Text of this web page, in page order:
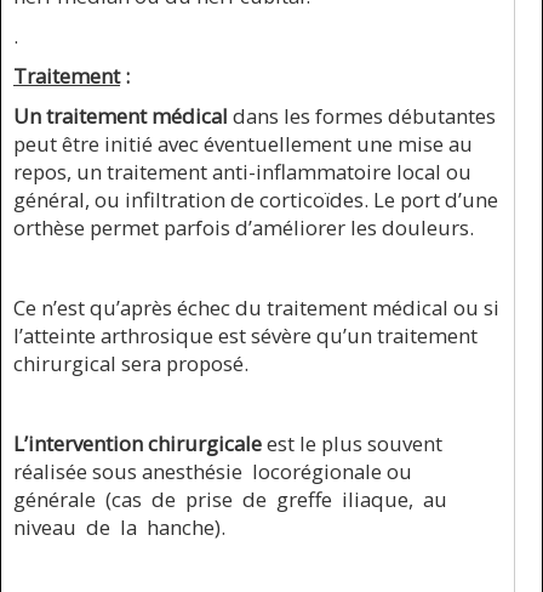
.
Traitement:
Un traitement médical dans les formes débutantes
peut être initié avec éventuellement une mise au
repos, un traitement anti-inflammatoire local ou
général, ou infiltration de corticoïdes. Le port d’une
orthèse permet parfois d’améliorer les douleurs.
Ce n’est qu’après échec du traitement médical ou si
l’atteinte arthrosique est sévère qu’un traitement
chirurgical sera proposé.
L’intervention chirurgicaleest le plus souvent
réalisée sous anesthésie locorégionale ou
générale (cas de prise de greffe iliaque, au
niveau de la hanche).